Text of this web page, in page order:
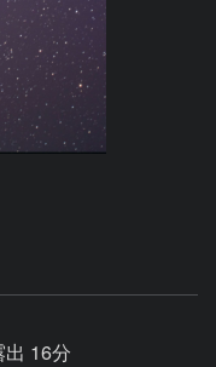
出 16分